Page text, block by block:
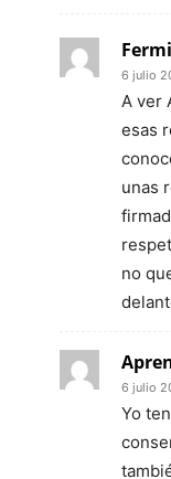
6 julio
A ver
esas
unas
no
6 julio
Yo